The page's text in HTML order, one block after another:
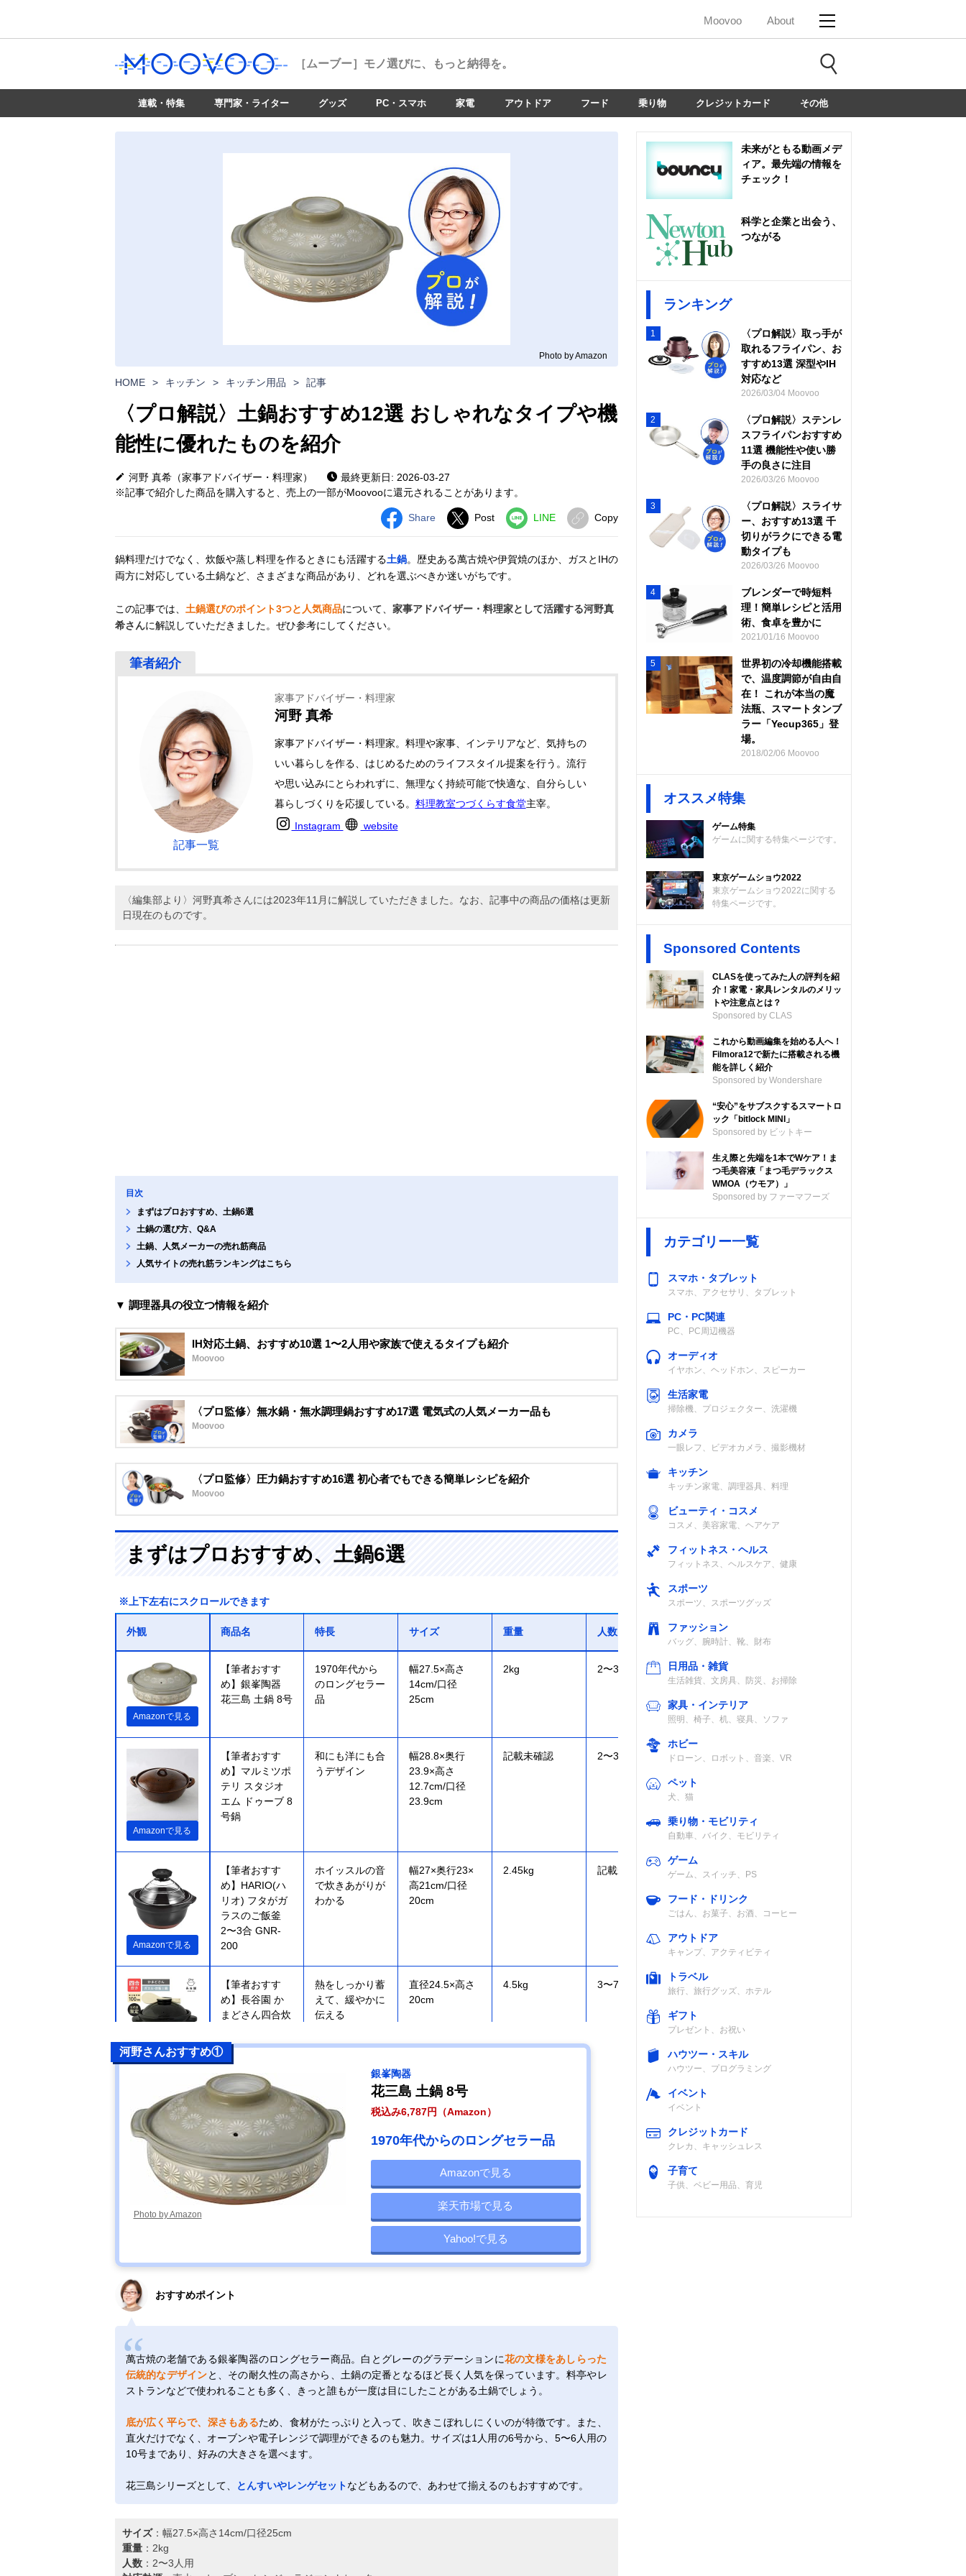
Moovoo About
［ムーブー］ モノ選びに、もっと納得を。
連載・特集 専門家・ライター グッズ PC・スマホ 家電 アウトドア フード 乗り物 クレジットカード その他
Photo by Amazon
HOME > キッチン > キッチン用品 > 記事
〈プロ解説〉土鍋おすすめ12選 おしゃれなタイプや機
能性に優れたものを紹介
河野 真希（家事アドバイザー・料理家）
最終更新日: 2026-03-27
※記事で紹介した商品を購入すると、売上の一部がMoovooに還元されることがあります。
Share Post LINE Copy
鍋料理だけでなく、炊飯や蒸し料理を作るときにも活躍する土鍋。歴史ある萬古焼や伊賀焼のほか、ガスとIHの
両方に対応している土鍋など、さまざまな商品があり、どれを選ぶべきか迷いがちです。
この記事では、 土鍋選びのポイント3つと人気商品について、 家事アドバイザー・料理家として活躍する河野真
希さんに解説していただきました。ぜひ参考にしてください。
記事一覧
家事アドバイザー・料理家
河野 真希
家事アドバイザー・料理家。料理や家事、インテリアなど、気持ちの
いい暮らしを作る、はじめるためのライフスタイル提案を行う。流行
や思い込みにとらわれずに、無理なく持続可能で快適な、自分らしい
暮らしづくりを応援している。 料理教室つづくらす食堂主宰。
Instagram
website
〈編集部より〉河野真希さんには2023年11月に解説していただきました。なお、記事中の商品の価格は更新
日現在のものです。
目次
まずはプロおすすめ、土鍋6選
土鍋の選び方、Q&A
土鍋、人気メーカーの売れ筋商品
人気サイトの売れ筋ランキングはこちら
▼ 調理器具の役立つ情報を紹介
IH対応土鍋、おすすめ10選 1〜2人用や家族で使えるタイプも紹介
Moovoo
〈プロ監修〉無水鍋・無水調理鍋おすすめ17選 電気式の人気メーカー品も
Moovoo
〈プロ監修〉圧力鍋おすすめ16選 初心者でもできる簡単レシピを紹介
Moovoo
まずはプロおすすめ、土鍋6選
※上下左右にスクロールできます
外観 商品名 特長 サイズ 重量 人数 対応熱源
Amazonで見る
【筆者おすす
め】銀峯陶器
花三島 土鍋 8号
1970年代から
のロングセラー
品
幅27.5×高さ
14cm/口径
25cm
2kg 2〜3人用
直火・オーブ
ン・レンジ・ラ
ジエントヒータ
ー
Amazonで見る
【筆者おすす
め】マルミツポ
テリ スタジオ
エム ドゥーブ 8
号鍋
和にも洋にも合
うデザイン
幅28.8×奥行
23.9×高さ
12.7cm/口径
23.9cm
記載未確認 2〜3人用
直火・オーブ
Amazonで見る
【筆者おすす
め】HARIO(ハ
リオ) フタがガ
ラスのご飯釜
2〜3合 GNR-
200
ホイッスルの音
で炊きあがりが
わかる
幅27×奥行23×
高21cm/口径
20cm
2.45kg 記載未確認 直火・レンジ
楽天市場で見る
【筆者おすす
め】長谷園 か
まどさん四合炊
熱をしっかり蓄
えて、緩やかに
伝える
直径24.5×高さ
20cm
4.5kg 3〜7人用 直火・オーブン
Amazonで見る
【筆者おすす
め】キントー
(KINTO)
KAKOMI IH土鍋
2.5L
IHやオーブンな
どさまざまな熱
源に対応
幅31.5×高さ
14.5cm/直径
直火・IH・オー
ブン・レンジ・
ハロゲンヒータ
ー・ラジエント
Amazonで見る
【筆者おすす
家庭で気軽に使
幅29.2×高さ
9.5cm/口径
24.5cm
1.22kg
河野さんおすすめ①
Photo by Amazon
銀峯陶器
花三島 土鍋 8号
税込み6,787円（Amazon）
1970年代からのロングセラー品
Amazonで見る
楽天市場で見る
Yahoo!で見る
おすすめポイント
萬古焼の老舗である銀峯陶器のロングセラー商品。白とグレーのグラデーションに花の文様をあしらった
伝統的なデザインと、その耐久性の高さから、土鍋の定番となるほど長く人気を保っています。料亭やレ
ストランなどで使われることも多く、きっと誰もが一度は目にしたことがある土鍋でしょう。
底が広く平らで、深さもあるため、食材がたっぷりと入って、吹きこぼれしにくいのが特徴です。また、
直火だけでなく、オーブンや電子レンジで調理ができるのも魅力。サイズは1人用の6号から、5〜6人用の
10号まであり、好みの大きさを選べます。
花三島シリーズとして、 とんすいやレンゲセットなどもあるので、あわせて揃えるのもおすすめです。
サイズ：幅27.5×高さ14cm/口径25cm
重量：2kg
人数：2〜3人用
未来がともる動画メデ
ィア。最先端の情報を
チェック！
科学と企業と出会う、
つながる
ランキング
1
〈プロ解説〉取っ手が
取れるフライパン、お
すすめ13選 深型やIH
対応など
2026/03/04 Moovoo
2
〈プロ解説〉ステンレ
スフライパンおすすめ
11選 機能性や使い勝
手の良さに注目
2026/03/26 Moovoo
3
〈プロ解説〉スライサ
ー、おすすめ13選 千
切りがラクにできる電
動タイプも
2026/03/26 Moovoo
4
ブレンダーで時短料
理！簡単レシピと活用
術、食卓を豊かに
2021/01/16 Moovoo
5
世界初の冷却機能搭載
で、温度調節が自由自
在！ これが本当の魔
法瓶、スマートタンブ
ラー「Yecup365」登
場。
2018/02/06 Moovoo
オススメ特集
ゲーム特集
ゲームに関する特集ページです。
東京ゲームショウ2022
東京ゲームショウ2022に関する
特集ページです。
Sponsored Contents
CLASを使ってみた人の評判を紹
介！家電・家具レンタルのメリッ
トや注意点とは？
Sponsored by CLAS
これから動画編集を始める人へ！
Filmora12で新たに搭載される機
能を詳しく紹介
Sponsored by Wondershare
“安心”をサブスクするスマートロ
ック「bitlock MINI」
Sponsored by ビットキー
生え際と先端を1本でWケア！ま
つ毛美容液「まつ毛デラックス
WMOA（ウモア）」
Sponsored by ファーマフーズ
カテゴリー一覧
スマホ・タブレット
スマホ、アクセサリ、タブレット
PC・PC関連
PC、PC周辺機器
オーディオ
イヤホン、ヘッドホン、スピーカー
生活家電
掃除機、プロジェクター、洗濯機
カメラ
一眼レフ、ビデオカメラ、撮影機材
キッチン
キッチン家電、調理器具、料理
ビューティ・コスメ
コスメ、美容家電、ヘアケア
フィットネス・ヘルス
フィットネス、ヘルスケア、健康
スポーツ
スポーツ、スポーツグッズ
ファッション
バッグ、腕時計、靴、財布
日用品・雑貨
生活雑貨、文房具、防災、お掃除
家具・インテリア
照明、椅子、机、寝具、ソファ
ホビー
ドローン、ロボット、音楽、VR
ペット
犬、猫
乗り物・モビリティ
自動車、バイク、モビリティ
ゲーム
ゲーム、スイッチ、PS
フード・ドリンク
ごはん、お菓子、お酒、コーヒー
アウトドア
キャンプ、アクティビティ
トラベル
旅行、旅行グッズ、ホテル
ギフト
プレゼント、お祝い
ハウツー・スキル
ハウツー、プログラミング
イベント
イベント
クレジットカード
クレカ、キャッシュレス
子育て
子供、ベビー用品、育児